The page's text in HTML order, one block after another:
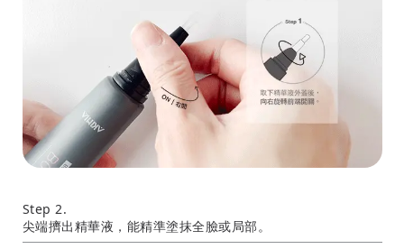
Step 2.
尖端擠出精華液，能精準塗抹全臉或局部。